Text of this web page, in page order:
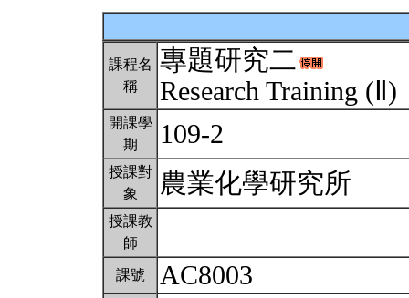
課程名
稱
專題研究二
Research Training (Ⅱ)
開課學
期
109-2
授課對
象
農業化學研究所
授課教
師
課號 AC8003